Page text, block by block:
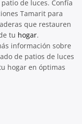
de luces. Confía
Tamarit para
que restauren
tu hogar.
información sobre
de patios de luces
hogar en óptimas